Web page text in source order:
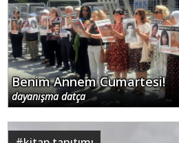
Benim Annem Cumartesi!
dayanışma datça